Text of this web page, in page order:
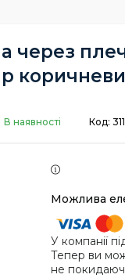
через
В наявності Код:
У компанії
Тепер ви
не